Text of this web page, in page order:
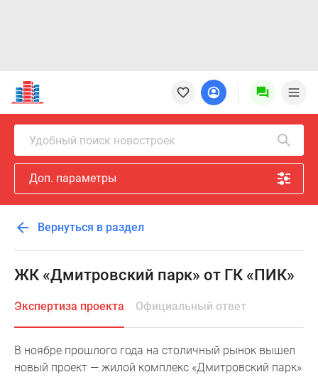
Новостройки
Квартиры
Ипотека
Новостройки
Москвы
Новостройки
Подмосковья
Новостройки
Москвы
Готовые
новостройки
Новостройки
предложения
Коммерческие
Удобный поиск новостроек
Доп. параметры
Вернуться в раздел
ЖК «Дмитровский парк» от ГК «ПИК»
Экспертиза проекта Официальный ответ
В ноябре прошлого года на столичный рынок вышел
новый проект ­— жилой комплекс «Дмитровский парк»